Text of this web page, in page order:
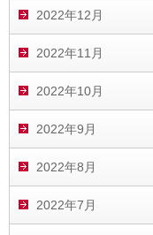
2022年12月
2022年11月
2022年10月
2022年9月
2022年8月
2022年7月